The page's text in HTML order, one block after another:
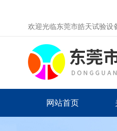
欢迎光临东莞市皓天试验设
网站首页